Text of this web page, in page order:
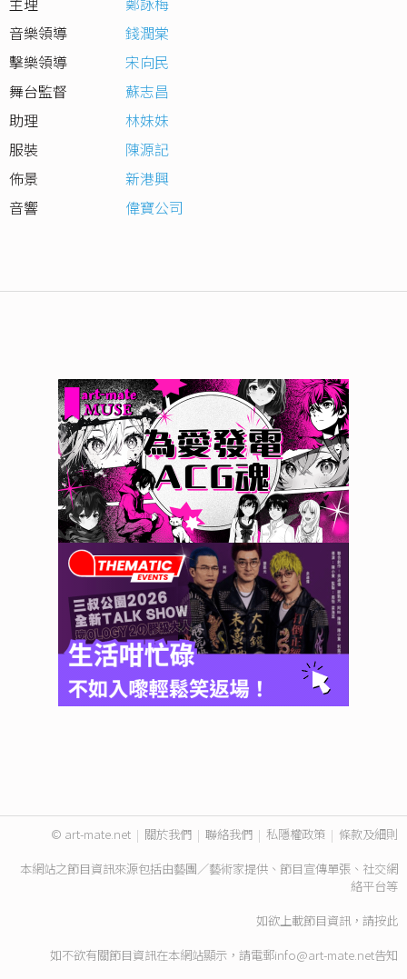
音樂領導
錢潤棠
擊樂領導
宋向民
舞台監督
蘇志昌
助理
林妹妹
服裝
陳源記
佈景
新港興
音響
偉寶公司
© art-mate.net | 關於我們 | 聯絡我們 | 私隱權政策 | 條款及細則
本網站之節目資訊來源包括由藝團／藝術家提供、節目宣傳單張、社交網
絡平台等
如欲上載節目資訊，請按此
如不欲有關節目資訊在本網站顯示，請電郵info@art-mate.net告知